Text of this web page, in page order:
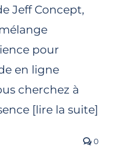
Jeff Concept,
pour
en ligne
cherchez à
[lire la suite]
0